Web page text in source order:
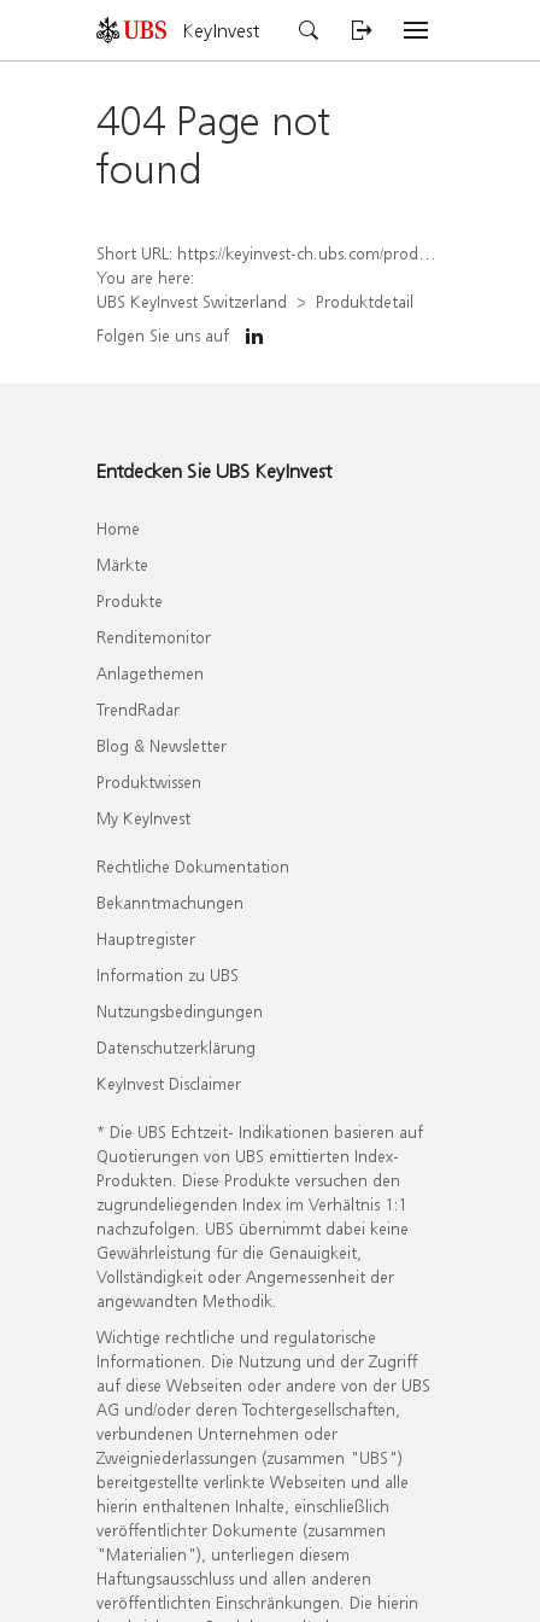
KeyInvest
404 Page not
found
Short URL: https://keyinvest-ch.ubs.com/produkt/detail/index/isin/CH1572293673
You are here:
UBS KeyInvest Switzerland
Produktdetail
Folgen Sie uns auf
Entdecken Sie UBS KeyInvest
Home
Märkte
Produkte
Renditemonitor
Anlagethemen
TrendRadar
Blog & Newsletter
Produktwissen
My KeyInvest
Rechtliche Dokumentation
Bekanntmachungen
Hauptregister
Information zu UBS
Nutzungsbedingungen
Datenschutzerklärung
KeyInvest Disclaimer
* Die UBS Echtzeit- Indikationen basieren auf
Quotierungen von UBS emittierten Index-
Produkten. Diese Produkte versuchen den
zugrundeliegenden Index im Verhältnis 1:1
nachzufolgen. UBS übernimmt dabei keine
Gewährleistung für die Genauigkeit,
Vollständigkeit oder Angemessenheit der
angewandten Methodik.
Wichtige rechtliche und regulatorische
Informationen. Die Nutzung und der Zugriff
auf diese Webseiten oder andere von der UBS
AG und/oder deren Tochtergesellschaften,
verbundenen Unternehmen oder
Zweigniederlassungen (zusammen "UBS")
bereitgestellte verlinkte Webseiten und alle
hierin enthaltenen Inhalte, einschließlich
veröffentlichter Dokumente (zusammen
"Materialien"), unterliegen diesem
Haftungsausschluss und allen anderen
veröffentlichten Einschränkungen. Die hierin